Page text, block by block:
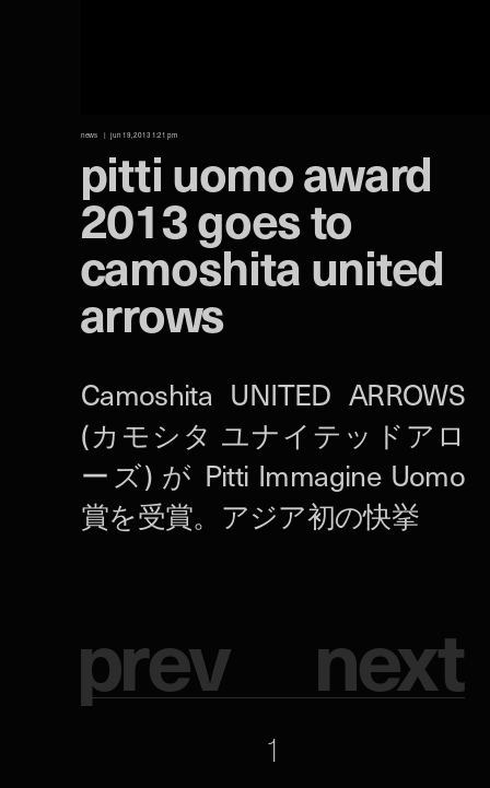
news jun 19, 2013 1:21 pm
pitti uomo award
2013 goes to
camoshita united
arrows
prev next
1